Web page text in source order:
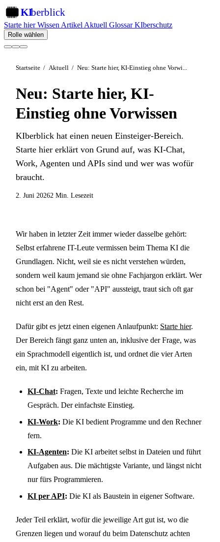
KIberblick
Starte hierWissen Artikel Aktuell GlossarKIberschutz
Rolle wählen
Startseite / Aktuell / Neu: Starte hier, KI-Einstieg ohne Vorwi...
Neu: Starte hier, KI-
Einstieg ohne Vorwissen
KIberblick hat einen neuen Einsteiger-Bereich.
Starte hier erklärt von Grund auf, was KI-Chat,
Work, Agenten und APIs sind und wer was wofür
braucht.
2. Juni 20262 Min. Lesezeit
Wir haben in letzter Zeit immer wieder dasselbe gehört:
Selbst erfahrene IT-Leute vermissen beim Thema KI die
Grundlagen. Nicht, weil sie es nicht verstehen würden,
sondern weil kaum jemand sie ohne Fachjargon erklärt. Wer
schon bei "Agent" oder "API" aussteigt, traut sich oft gar
nicht erst an den Rest.
Dafür gibt es jetzt einen eigenen Anlaufpunkt: Starte hier.
Der Bereich fängt ganz unten an, inklusive der Frage, was
ein Sprachmodell eigentlich ist, und ordnet die vier Arten
ein, mit KI zu arbeiten.
KI-Chat: Fragen, Texte und leichte Recherche im
Gespräch. Der einfachste Einstieg.
KI-Work: Die KI bedient Programme und den Rechner
fern.
KI-Agenten: Die KI arbeitet selbst in Dateien und führt
Aufgaben aus. Die mächtigste Variante, und längst nicht
nur fürs Programmieren.
KI per API: Die KI als Baustein in eigener Software.
Jeder Teil erklärt, wofür die jeweilige Art gut ist, wo die
Grenzen liegen und worauf du beim Datenschutz achten